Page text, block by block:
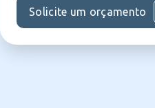
Solicite um orçamento